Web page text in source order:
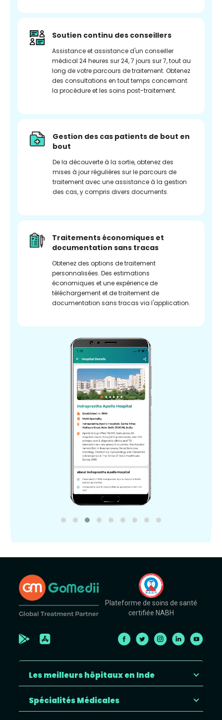
Soutien continu des conseillers
Assistance et assistance d'un conseiller
médical 24 heures sur 24, 7 jours sur 7, tout au
long de votre parcours de traitement. Obtenez
des consultations en tout temps concernant
la procédure et les soins post-traitement.
Gestion des cas patients de bout en
bout
De la découverte à la sortie, obtenez des
mises à jour régulières sur le parcours de
traitement avec une assistance à la gestion
des cas, y compris divers documents.
Traitements économiques et
documentation sans tracas
Obtenez des options de traitement
personnalisées. Des estimations
économiques et une expérience de
téléchargement et de traitement de
documentation sans tracas via l'application.
Plateforme de soins de santé
certifiée NABH
Les meilleurs hôpitaux en Inde
Spécialités Médicales